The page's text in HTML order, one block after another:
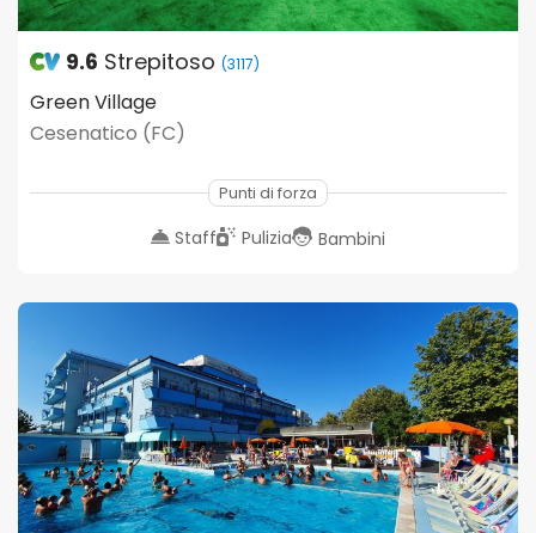
9.6 Strepitoso (3117)
Green Village
Cesenatico (FC)
Punti di forza
Staff Pulizia Bambini